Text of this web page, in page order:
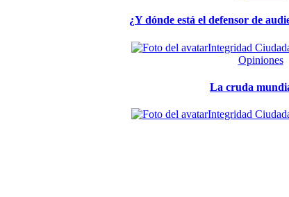
¿Y dónde está el defensor de
Integridad
Opiniones
La cruda
Integridad